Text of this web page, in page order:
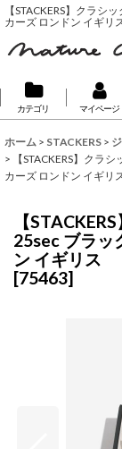
【STACKERS】クラ
カーズ ロンドン イギリ
カテゴリ マイページ
ホーム > STACKERS >
>
【STACKERS】クラ
カーズ ロンドン イギリ
【
25sec ブラ
ン イギリス
[75463]